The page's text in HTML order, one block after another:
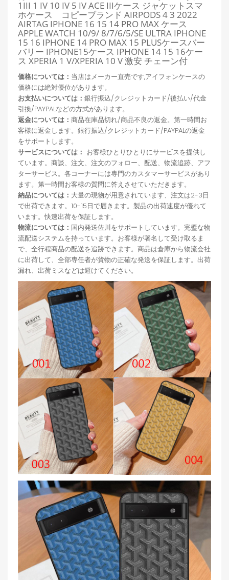
1III 1 IV 10 IV 5 IV ACE IIIケース ジャケットスマ
ホケース コピーブランド AIRPODS 4 3 2022
AIRTAG IPHONE 16 15 14 PRO MAX ケース
APPLE WATCH 10/9/ 8/7/6/5/SE ULTRA IPHONE
15 16 IPHONE 14 PRO MAX 15 PLUSケースバー
バリー IPHONE15ケース IPHONE 14 15 16ケー
ス XPERIA 1 V/XPERIA 10 V 激安 チェーン付
価格については： 当店はメーカー直売です,アイフォンケースの
価格には絶対優位があります。
お支払いについては： 銀行振込/クレジットカード/後払い/代金
引換/PAYPALなどの方式があります。
返金については： 商品在庫品切れ/商品不良の返金。第一時間お
客様に返金します。銀行振込/クレジットカード/PAYPALの返金
をサポートします。
サービスについては： お客様ひとりひとりにサービスを提供し
ています。商談、注文、注文のフォロー、配送、物流追跡、アフ
ターサービス。各コーナーには専門のカスタマーサービスがあり
ます。第一時間お客様の質問に答えさせていただきます。
納品については： 大量の現物が用意されています、注文は2-3日
で出荷できます。10-15日で届きます。製品の出荷速度が優れて
います。快速出荷を保証します。
物流については： 国内発送佐川をサポートしています。完璧な物
流配送システムを持っています。お客様が署名して受け取るま
で、全行程商品の配送を追跡できます。商品は倉庫から物流会社
に出荷して、全部専任者が貨物の正確な発送を保証します。出荷
漏れ、出荷ミスなどは避けてください。